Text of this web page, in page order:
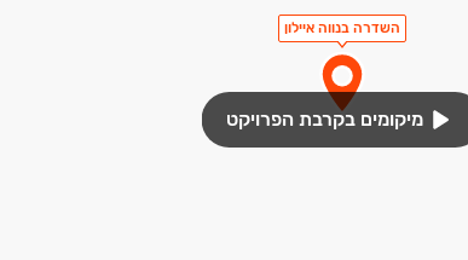
השדרה בנווה איילון
מיקומים בקרבת הפרויקט